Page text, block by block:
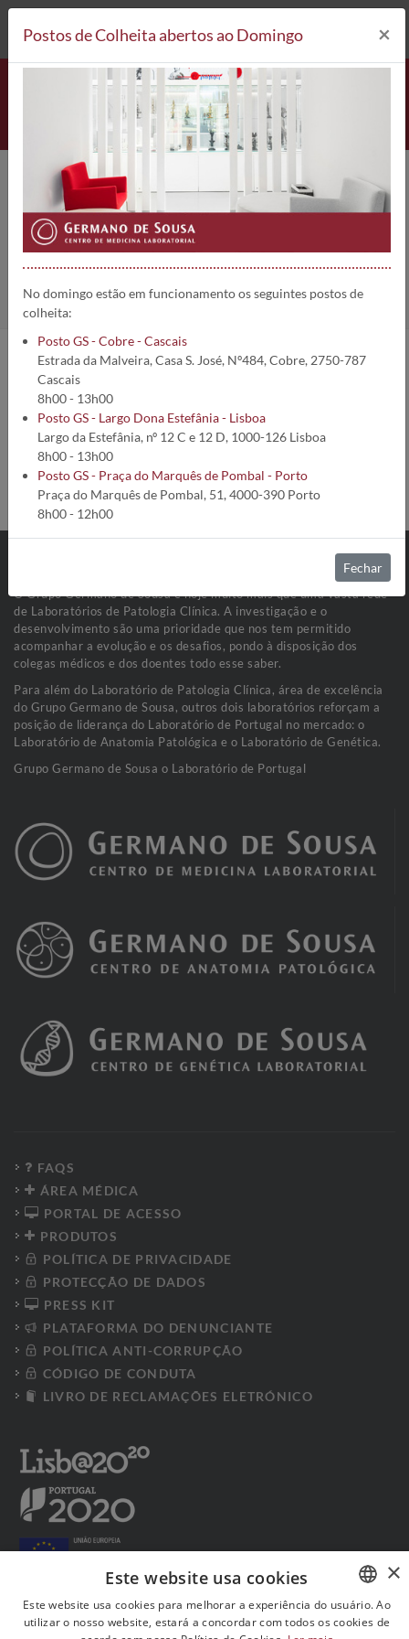
212 693 530* Postos de Colheita
Vitamina K2 | 5565
Home Análises
Informações da análise:
Código da análise:5565
Tempo de execução:18 Dias úteis
Método:Cromatografia Líquida / Espectrometria de massa
Condições de Colheita:Soro (3mL)
Estabilidade da amostra:Congelar a -20ºC
O Grupo Germano de Sousa é hoje muito mais que uma vasta rede
de Laboratórios de Patologia Clínica. A investigação e o
desenvolvimento são uma prioridade que nos tem permitido
acompanhar a evolução e os desafios, pondo à disposição dos
colegas médicos e dos doentes todo esse saber.
Para além do Laboratório de Patologia Clínica, área de excelência
do Grupo Germano de Sousa, outros dois laboratórios reforçam a
posição de liderança do Laboratório de Portugal no mercado: o
Laboratório de Anatomia Patológica e o Laboratório de Genética.
Grupo Germano de Sousa o Laboratório de Portugal
FAQS
ÁREA MÉDICA
PORTAL DE ACESSO
PRODUTOS
POLÍTICA DE PRIVACIDADE
PROTECÇÃO DE DADOS
PRESS KIT
PLATAFORMA DO DENUNCIANTE
POLÍTICA ANTI-CORRUPÇÃO
CÓDIGO DE CONDUTA
LIVRO DE RECLAMAÇÕES ELETRÓNICO
Postos de Colheita abertos ao Domingo ×
No domingo estão em funcionamento os seguintes postos de
colheita:
Posto GS - Cobre - Cascais
Estrada da Malveira, Casa S. José, Nº484, Cobre, 2750-787
Cascais
8h00 - 13h00
Posto GS - Largo Dona Estefânia - Lisboa
Largo da Estefânia, nº 12 C e 12 D, 1000-126 Lisboa
8h00 - 13h00
Posto GS - Praça do Marquês de Pombal - Porto
Praça do Marquês de Pombal, 51, 4000-390 Porto
8h00 - 12h00
Fechar
PORTUGUESE
×
Este website usa cookies
Este website usa cookies para melhorar a experiência do usuário. Ao
utilizar o nosso website, estará a concordar com todos os cookies de